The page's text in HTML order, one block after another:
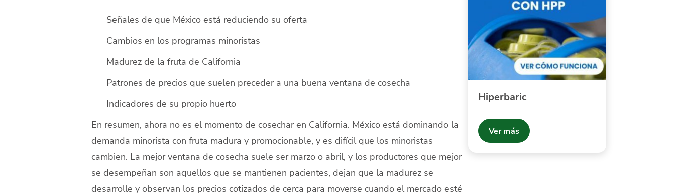
Señales de que México está reduciendo su oferta
Cambios en los programas minoristas
Madurez de la fruta de California
Patrones de precios que suelen preceder a una buena ventana de cosecha
Indicadores de su propio huerto
En resumen, ahora no es el momento de cosechar en California. México está dominando la
demanda minorista con fruta madura y promocionable, y es difícil que los minoristas
cambien. La mejor ventana de cosecha suele ser marzo o abril, y los productores que mejor
se desempeñan son aquellos que se mantienen pacientes, dejan que la madurez se
desarrolle y observan los precios cotizados de cerca para moverse cuando el mercado esté
Hiperbaric
Ver más